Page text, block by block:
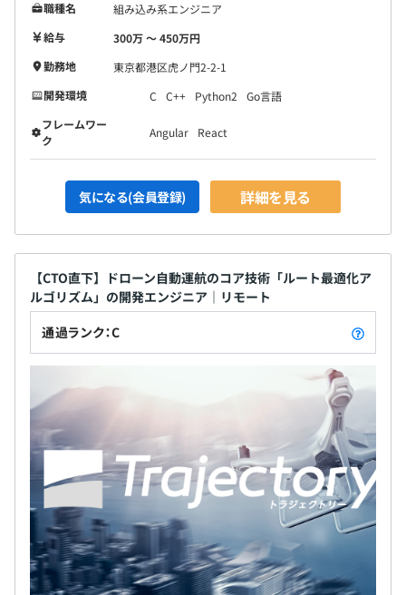
職種名
組み込み系エンジニア
給与
300万 〜 450万円
勤務地
東京都港区虎ノ門2-2-1
開発環境
C C++ Python2
Go言語
フレームワー
ク
Angular React
気になる(会員登録) 詳細を見る
【CTO直下】ドローン自動運航のコア技術「ルート最適化ア
ルゴリズム」の開発エンジニア｜リモート
通過ランク：C